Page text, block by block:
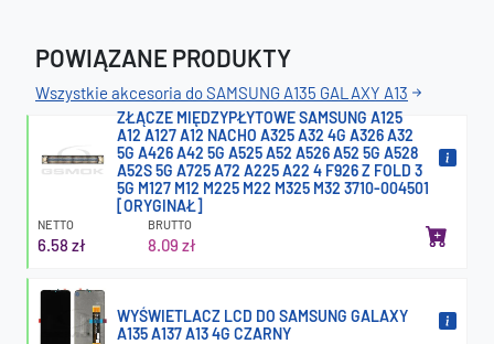
POWIĄZANE PRODUKTY
Wszystkie akcesoria do SAMSUNG A135 GALAXY A13
ZŁĄCZE MIĘDZYPŁYTOWE SAMSUNG A125
A12 A127 A12 NACHO A325 A32 4G A326 A32
5G A426 A42 5G A525 A52 A526 A52 5G A528
A52S 5G A725 A72 A225 A22 4 F926 Z FOLD 3
5G M127 M12 M225 M22 M325 M32 3710-004501
[ORYGINAŁ]
NETTO
6.58 zł
BRUTTO
8.09 zł
WYŚWIETLACZ LCD DO SAMSUNG GALAXY
A135 A137 A13 4G CZARNY